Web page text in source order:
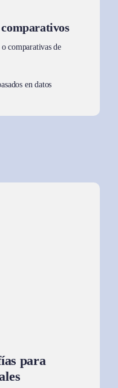
comparativas de
en datos
para